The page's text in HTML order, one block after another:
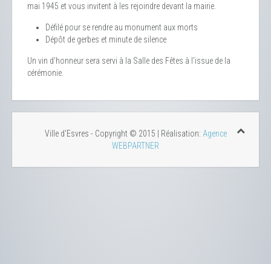
mai 1945 et vous invitent à les rejoindre devant la mairie.
Défilé pour se rendre au monument aux morts
Dépôt de gerbes et minute de silence
Un vin d'honneur sera servi à la Salle des Fêtes à l'issue de la
cérémonie.
Ville d'Esvres - Copyright © 2015 | Réalisation: Agence
WEBPARTNER